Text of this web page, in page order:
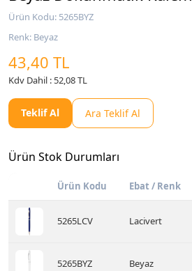
Ürün Kodu: 5265BYZ
Renk: Beyaz
43,40 TL
Kdv Dahil : 52,08 TL
Teklif Al Ara Teklif Al
Ürün Stok Durumları
Ürün Kodu Ebat / Renk
5265LCV Lacivert
5265BYZ Beyaz